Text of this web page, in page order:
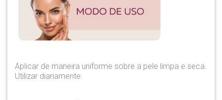
Aplicar de maneira uniforme sobre a pele limpa e seca.
Utilizar diariamente.